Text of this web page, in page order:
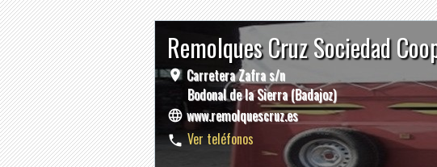
Remolques Cruz Sociedad
Carretera Zafra s/n
Bodonal de la Sierra (Badajoz)
www.remolquescruz.es
Ver teléfonos